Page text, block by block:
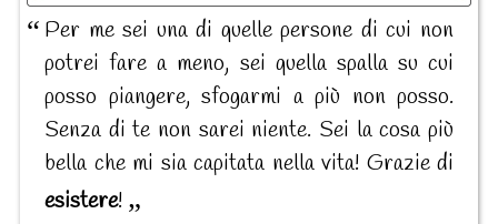
Per me sei una di quelle persone di cui non
potrei fare a meno, sei quella spalla su cui
posso piangere, sfogarmi a più non posso.
Senza di te non sarei niente. Sei la cosa più
bella che mi sia capitata nella vita! Grazie di
esistere!